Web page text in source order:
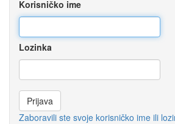
korisničkog
Korisničko ime
Lozinka
Zaboravili ste svoje korisničko ime ili